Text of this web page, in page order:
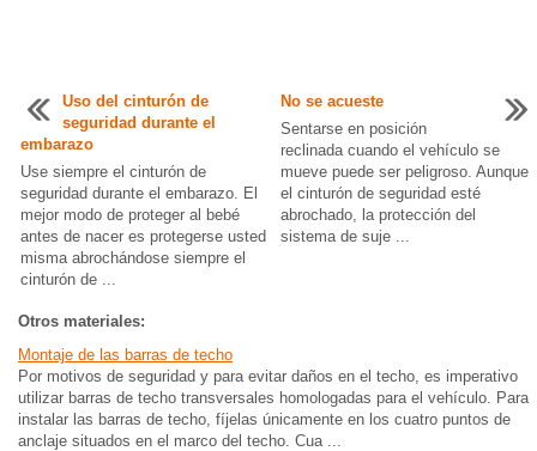
Uso del cinturón de
seguridad durante el
embarazo
Use siempre el cinturón de
seguridad durante el embarazo. El
mejor modo de proteger al bebé
antes de nacer es protegerse usted
misma abrochándose siempre el
cinturón de ...
No se acueste
Sentarse en posición
reclinada cuando el vehículo se
mueve puede ser peligroso. Aunque
el cinturón de seguridad esté
abrochado, la protección del
sistema de suje ...
Otros materiales:
Montaje de las barras de techo
Por motivos de seguridad y para evitar daños en el techo, es imperativo
utilizar barras de techo transversales homologadas para el vehículo. Para
instalar las barras de techo, fíjelas únicamente en los cuatro puntos de
anclaje situados en el marco del techo. Cua ...